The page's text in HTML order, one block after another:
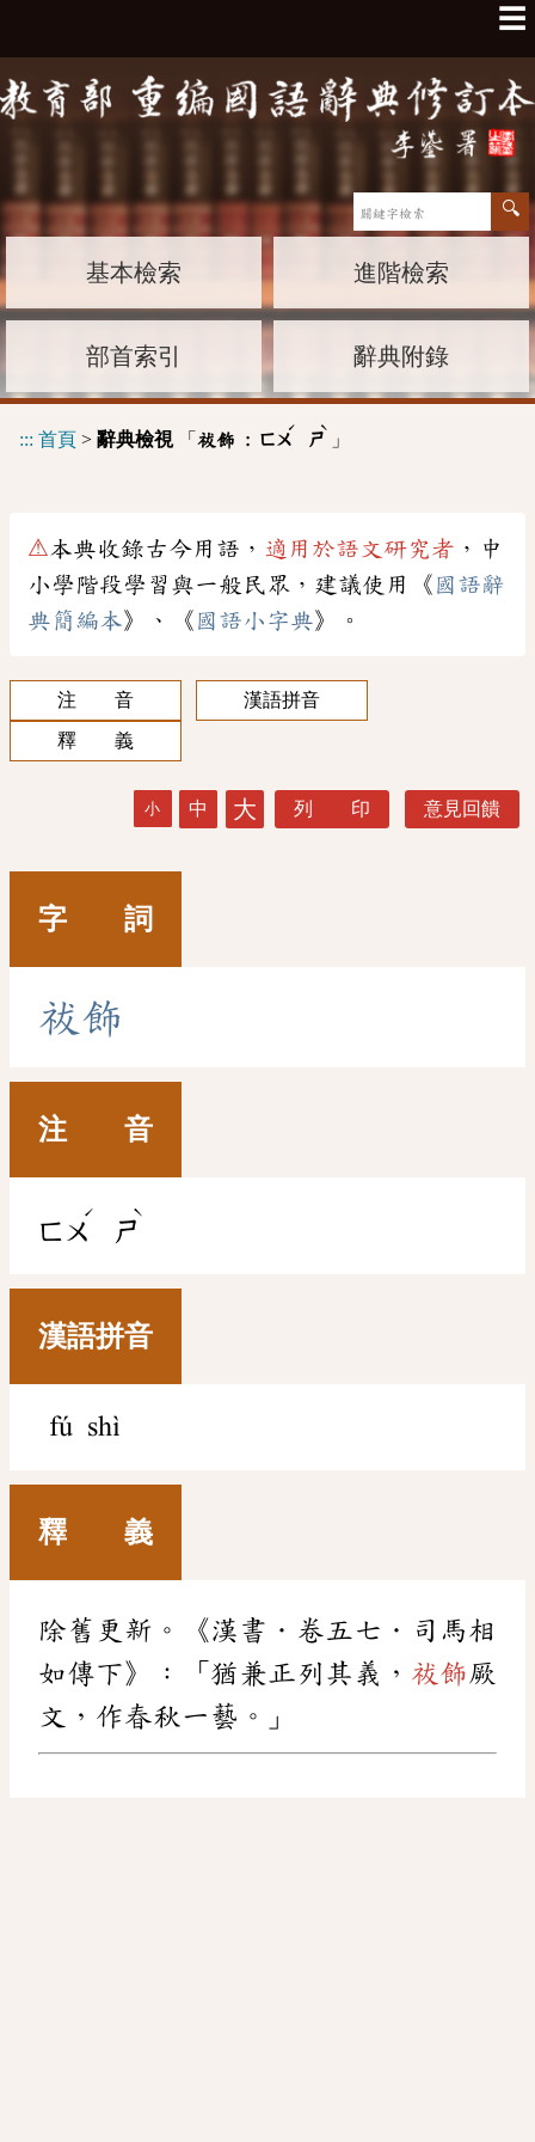
☰
基本檢索 進階檢索
部首索引 辭典附錄
::: 首頁 > 辭典檢視「 祓飾 : ㄈㄨ
ˊ
ㄕ
ˋ
」
⚠本典收錄古今用語， 適用於語文研究者 ，中
小學階段學習與一般民眾，建議使用《 國語辭
典簡編本》、《 國語小字典》。
注 音
漢語拼音
釋 義
小 中 大 列 印 意見回饋
字 詞
祓飾
注 音
ㄈㄨ
ˊ
ㄕ
ˋ
漢語拼音
fú shì
釋 義
除舊更新。《漢書．卷五七．司馬相
如傳下》：「猶兼正列其義， 祓飾厥
文，作春秋一藝。」